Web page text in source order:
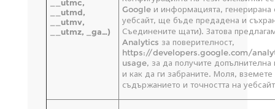
__utmc,
__utmd,
__utmv,
__utmz, _ga…)
Google и информацията, генерирана
уебсайт, ще бъде предадена и
Съединените щати). Затова
Analytics за поверителност,
https://developers.google.com/
usage, за да получите
и как да ги забраните. Моля,
съдържанието и точността на